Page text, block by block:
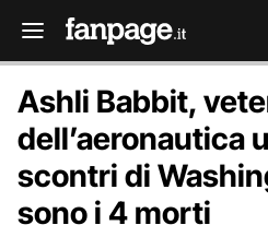
Ashli Babbit,
dell’aeronautica
scontri di
sono i 4 morti